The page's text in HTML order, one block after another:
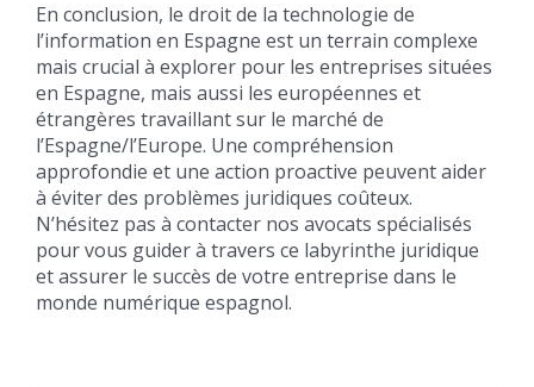
En conclusion, le droit de la technologie de
l’information en Espagne est un terrain complexe
mais crucial à explorer pour les entreprises situées
en Espagne, mais aussi les européennes et
étrangères travaillant sur le marché de
l’Espagne/l’Europe. Une compréhension
approfondie et une action proactive peuvent aider
à éviter des problèmes juridiques coûteux.
N’hésitez pas à contacter nos avocats spécialisés
pour vous guider à travers ce labyrinthe juridique
et assurer le succès de votre entreprise dans le
monde numérique espagnol.